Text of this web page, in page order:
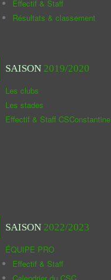
Effectif & Staff
Résultats & classement
SAISON 2019/2020
Les clubs
Les stades
Effectif & Staff CSConstantine
SAISON 2022/2023
ÉQUIPE PRO
Effectif & Staff